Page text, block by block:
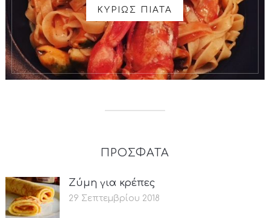
ΚΥΡΙΩΣ ΠΙΑΤΑ
ΠΡΟΣΦΑΤΑ
Ζύμη για κρέπες
29 Σεπτεμβρίου 2018